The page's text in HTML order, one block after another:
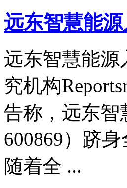
远东智慧能
远东智慧能源
究机构
告称，远东智
600869）跻
随着全 ...